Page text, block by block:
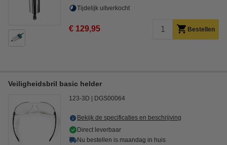
Tijdelijk uitverkocht
€ 129,95 Bestellen
Veiligheidsbril basic helder
123-3D DGS00064
Bekijk de specificaties en beschrijving
Direct leverbaar
Nu bestellen is maandag in huis